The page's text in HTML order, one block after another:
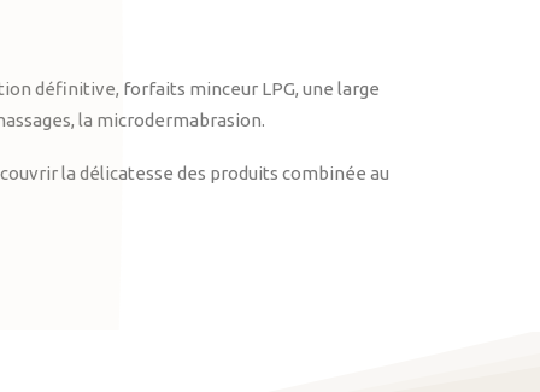
définitive, forfaits minceur LPG, une large
la microdermabrasion.
la délicatesse des produits combinée au